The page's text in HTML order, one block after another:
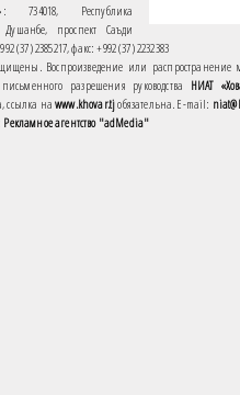
734018, Республика
Душанбе, проспект Саъди
(37) 2385217, факс: +992 (37) 2232383
Воспроизведение или распространение
разрешения руководства НИАТ
ссылка наwww.khovar.tjобязательна. E-mail:
Рекламное агентство "adMedia"